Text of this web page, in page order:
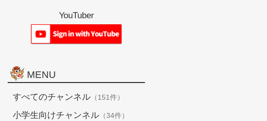
YouTuber
MENU
すべてのチャンネル （151件）
小学生向けチャンネル （34件）